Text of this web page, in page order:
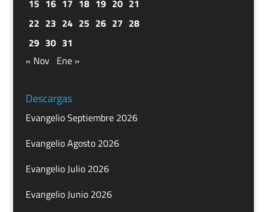
15 16 17 18 19 20 21
22 23 24 25 26 27 28
29 30 31
« Nov Ene »
Descargas
Evangelio Septiembre 2026
Evangelio Agosto 2026
Evangelio Julio 2026
Evangelio Junio 2026